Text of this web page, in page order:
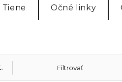
Očné linky
Filtrovať